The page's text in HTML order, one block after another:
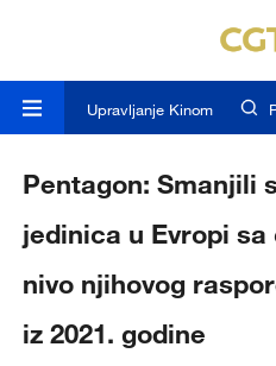
Upravljanje Kinom
Pentagon: Smanjili
jedinica u Evropi
nivo njihovog
iz 2021. godine